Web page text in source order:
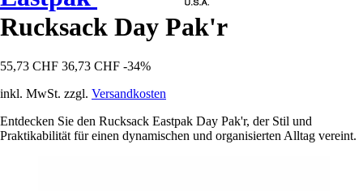
Rucksack Day Pak'r
55,73 CHF 36,73 CHF -34%
inkl. MwSt. zzgl. Versandkosten
Entdecken Sie den Rucksack Eastpak Day Pak'r, der Stil und
Praktikabilität für einen dynamischen und organisierten Alltag vereint.